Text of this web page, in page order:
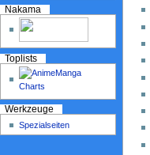
Nakama
Toplists
Werkzeuge
Spezialseiten